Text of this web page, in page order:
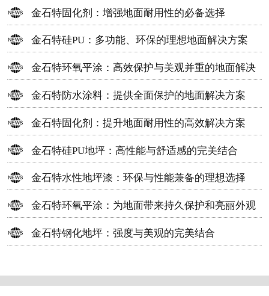
方案
金石特固化剂：增强地面耐用性的必备选择
金石特硅PU：多功能、环保的理想地面解决方案
金石特环氧平涂：高效保护与美观并重的地面解决
方案
金石特防水涂料：提供全面保护的地面解决方案
金石特固化剂：提升地面耐用性的高效解决方案
金石特硅PU地坪：高性能与舒适感的完美结合
金石特水性地坪漆：环保与性能兼备的理想选择
金石特环氧平涂：为地面带来持久保护和亮丽外观
金石特钢化地坪：强度与美观的完美结合